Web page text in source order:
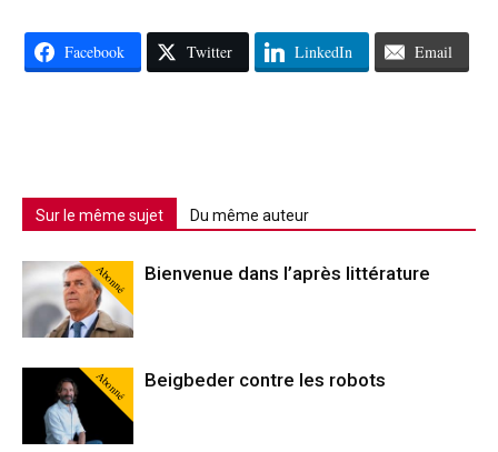
Facebook Twitter LinkedIn Email
Sur le même sujet Du même auteur
Abonné Bienvenue dans l’après littérature
Abonné Beigbeder contre les robots